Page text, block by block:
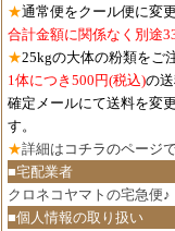
★通常便をクール便に変
合計金額に関係なく別途
★25kgの大体の粉類をご
1体につき500円(税込)の
確定メールにて送料を変
す。
★詳細は コチラのページ
■宅配業者
クロネコヤマトの宅急便♪
■個人情報の取り扱い